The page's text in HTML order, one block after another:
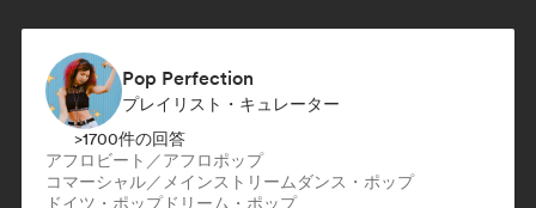
Pop Perfection
プレイリスト・キュレーター
>1700件の回答
アフロビート／アフロポップ
コマーシャル／メインストリーム ダンス・ポップ
ドイツ・ポップドリーム・ポップ